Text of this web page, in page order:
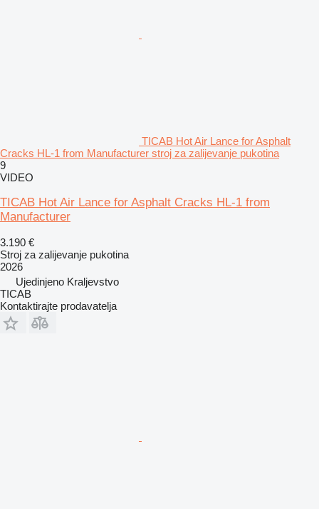
TICAB Hot Air Lance for Asphalt
Cracks HL-1 from Manufacturer stroj za zalijevanje pukotina
9
VIDEO
TICAB Hot Air Lance for Asphalt Cracks HL-1 from
Manufacturer
3.190 €
Stroj za zalijevanje pukotina
2026
Ujedinjeno Kraljevstvo
TICAB
Kontaktirajte prodavatelja